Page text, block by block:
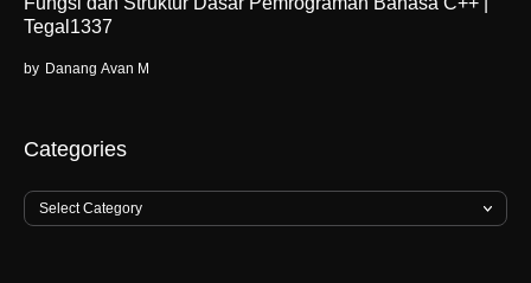
Tegal1337
by Danang Avan M
Categories